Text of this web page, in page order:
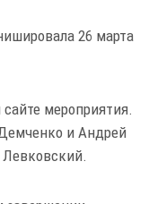
26 марта
мероприятия.
и Андрей